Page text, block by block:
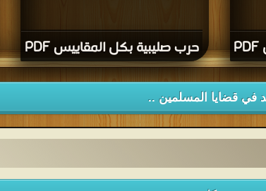
حرب صليبية بكل المقاييس PDF
في قضايا المسلمين ..